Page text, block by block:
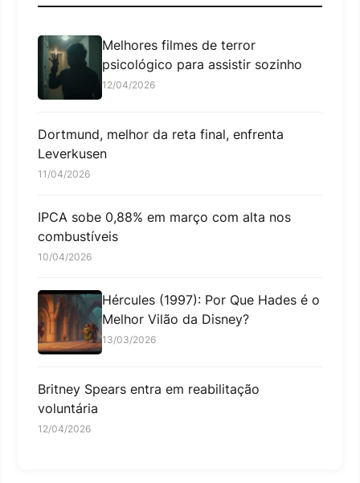
Melhores filmes de terror
psicológico para assistir sozinho
12/04/2026
Dortmund, melhor da reta final, enfrenta
Leverkusen
11/04/2026
IPCA sobe 0,88% em março com alta nos
combustíveis
10/04/2026
Hércules (1997): Por Que Hades é o
Melhor Vilão da Disney?
13/03/2026
Britney Spears entra em reabilitação
voluntária
12/04/2026